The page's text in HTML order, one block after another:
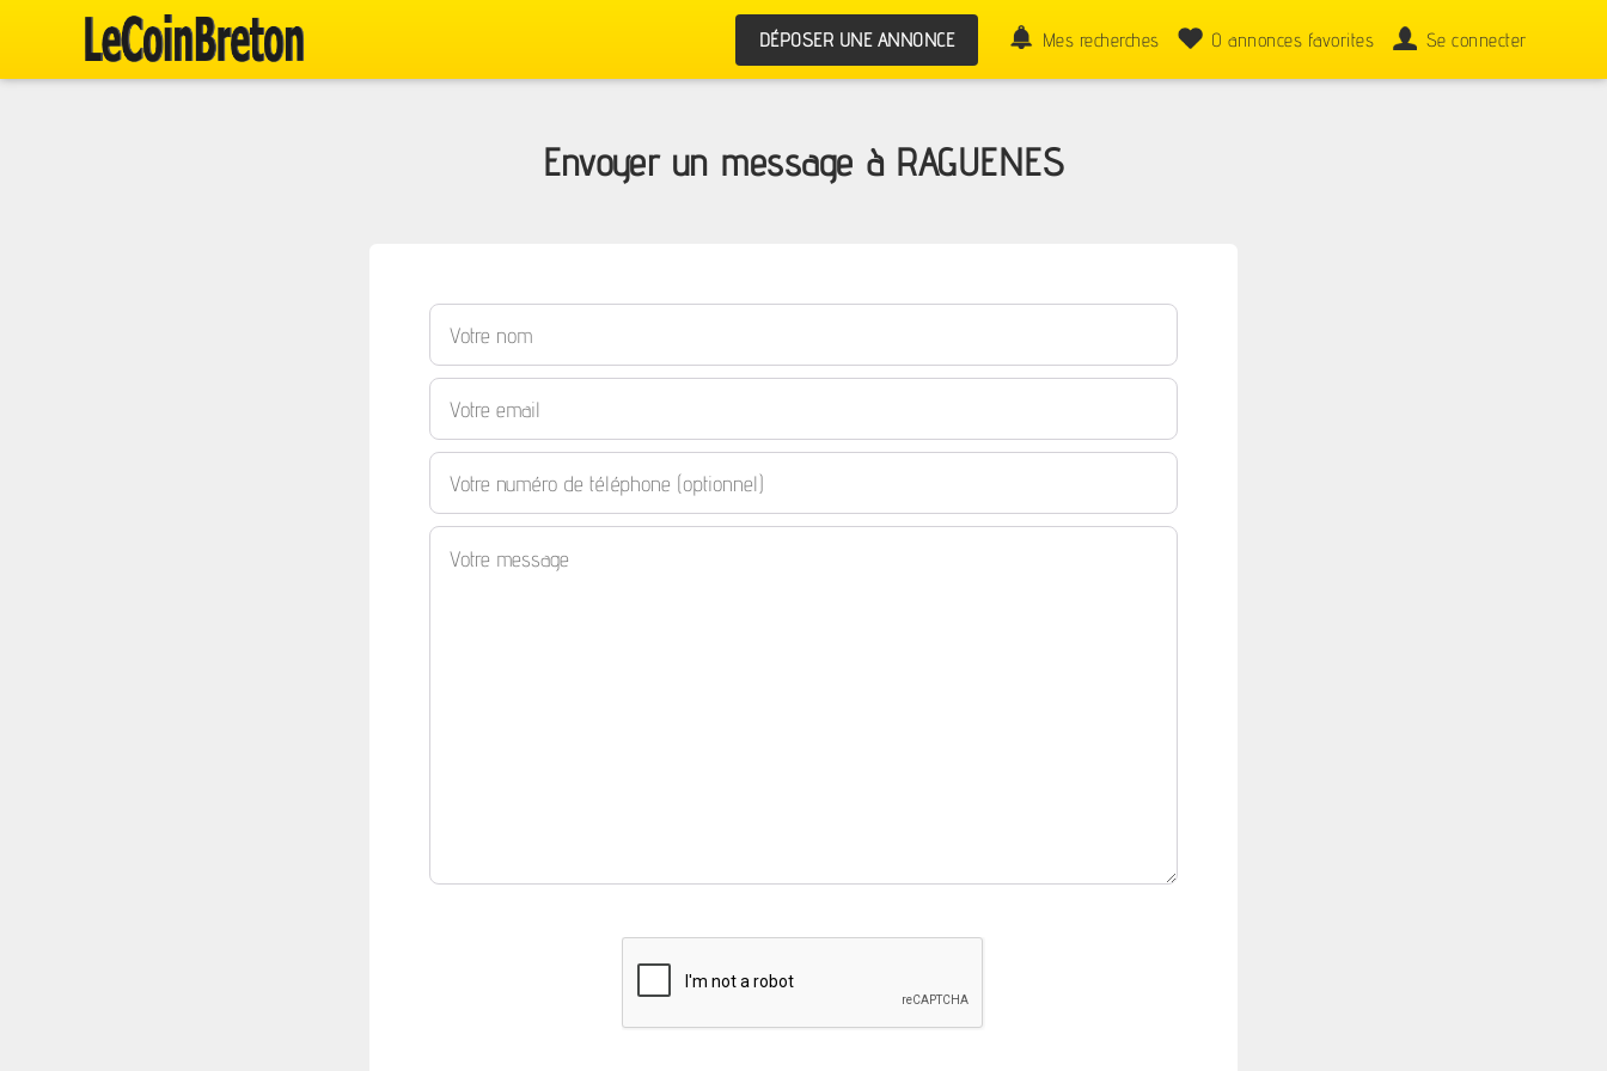
DÉPOSER UNE ANNONCE Mes recherches 0 annonces favorites Se connecter
Envoyer un message à RAGUENES